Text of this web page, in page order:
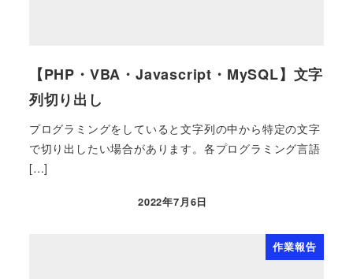
【PHP・VBA・Javascript・MySQL】文字
列切り出し
プログラミングをしていると文字列の中から特定の文字
で切り出したい場合があります。各プログラミング言語
[…]
2022年7月6日
作業報告